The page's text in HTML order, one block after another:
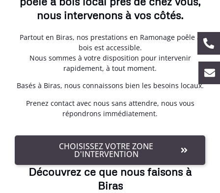
nous intervenons à vos côtés.
Partout en Biras, nos prestations en Ramonage poêle à
bois est accessible.
Nous sommes à votre disposition pour intervenir
rapidement, à tout moment.
Basés à Biras, nous connaissons bien les besoins locaux.
Prenez contact avec nous sans attendre, nous vous
répondrons immédiatement.
CHOISISSEZ VOTRE ZONE
D'INTERVENTION
Découvrez ce que nous faisons à
Biras